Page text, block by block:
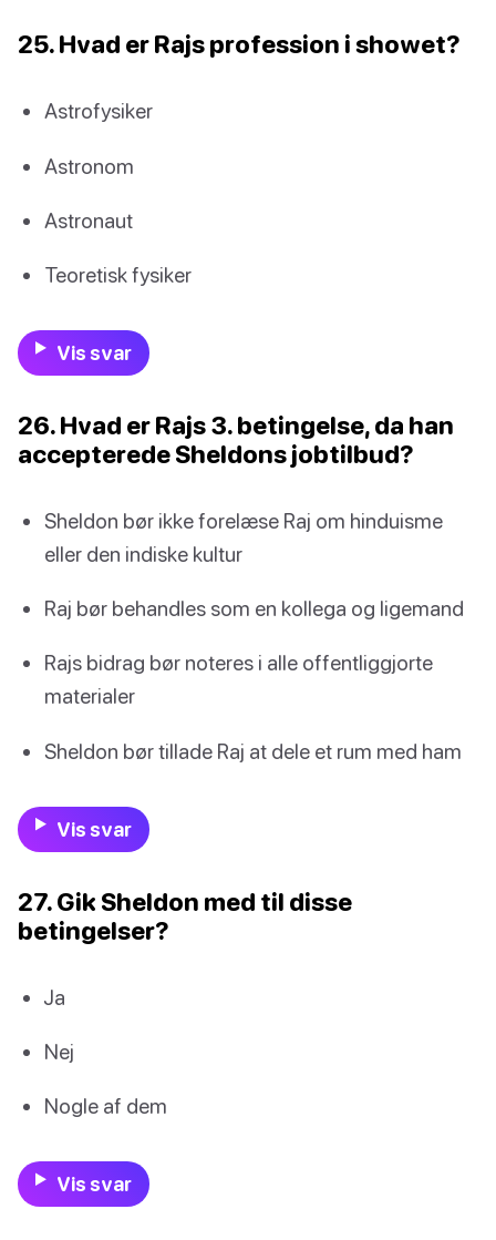
25. Hvad er Rajs profession i showet?
Astrofysiker
Astronom
Astronaut
Teoretisk fysiker
Vis svar
26. Hvad er Rajs 3. betingelse, da han
accepterede Sheldons jobtilbud?
Sheldon bør ikke forelæse Raj om hinduisme
eller den indiske kultur
Raj bør behandles som en kollega og ligemand
Rajs bidrag bør noteres i alle offentliggjorte
materialer
Sheldon bør tillade Raj at dele et rum med ham
Vis svar
27. Gik Sheldon med til disse
betingelser?
Ja
Nej
Nogle af dem
Vis svar